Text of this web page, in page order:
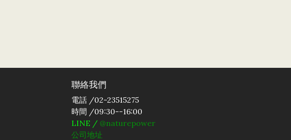
聯絡我們
電話 /02-23515275
時間 /09:30--16:00
LINE / @naturepower
公司地址